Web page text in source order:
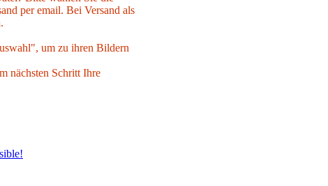
per email. Bei Versand als
um zu ihren Bildern
nächsten Schritt Ihre